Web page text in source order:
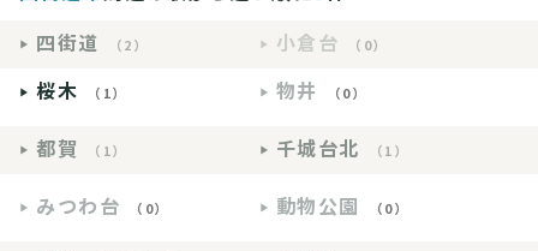
四街道
（2） 小倉台 （0）
桜木 （1） 物井 （0）
都賀 （1） 千城台北 （1）
みつわ台 （0） 動物公園 （0）